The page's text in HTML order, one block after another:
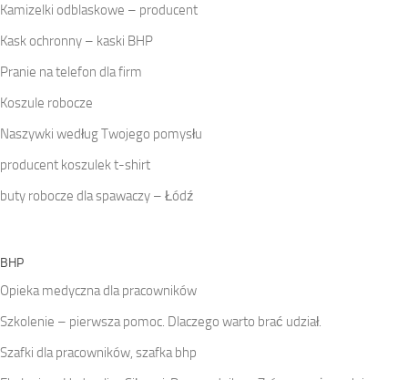
Kamizelki odblaskowe – producent
Kask ochronny – kaski BHP
Pranie na telefon dla firm
Koszule robocze
Naszywki według Twojego pomysłu
producent koszulek t-shirt
buty robocze dla spawaczy – Łódź
BHP
Opieka medyczna dla pracowników
Szkolenie – pierwsza pomoc. Dlaczego warto brać udział.
Szafki dla pracowników, szafka bhp